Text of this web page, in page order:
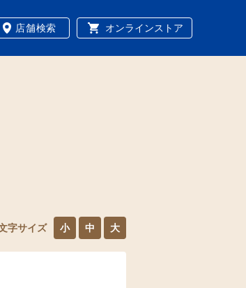
店舗検索 オンラインストア
字サイズ 小 中 大